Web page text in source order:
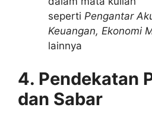
seperti Pengantar
Keuangan, Ekonomi
lainnya
4. Pendekatan
dan Sabar